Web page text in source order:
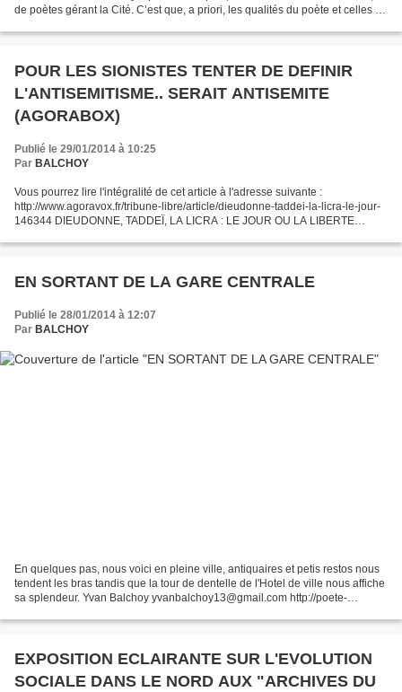
de poètes gérant la Cité. C’est que, a priori, les qualités du poète et celles du
POUR LES SIONISTES TENTER DE DEFINIR
L'ANTISEMITISME.. SERAIT ANTISEMITE
(AGORABOX)
Publié le 29/01/2014 à 10:25
Par BALCHOY
Vous pourrez lire l'intégralité de cet article à l'adresse suivante :
http://www.agoravox.fr/tribune-libre/article/dieudonne-taddei-la-licra-le-jour-
146344 DIEUDONNE, TADDEÏ, LA LICRA : LE JOUR OU LA LIBERTE
EN SORTANT DE LA GARE CENTRALE
Publié le 28/01/2014 à 12:07
Par BALCHOY
En quelques pas, nous voici en pleine ville, antiquaires et petis restos nous
tendent les bras tandis que la tour de dentelle de l'Hotel de ville nous affiche
sa splendeur. Yvan Balchoy yvanbalchoy13@gmail.com http://poete-
EXPOSITION ECLAIRANTE SUR L'EVOLUTION
SOCIALE DANS LE NORD AUX "ARCHIVES DU